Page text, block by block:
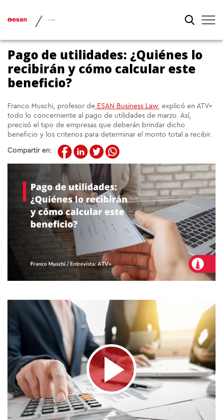
/
Pago de utilidades: ¿Quiénes lo
recibirán y cómo calcular este
beneficio?
Franco Muschi, profesor de ESAN Business Law, explicó en ATV+
todo lo concerniente al pago de utilidades de marzo. Así,
precisó el tipo de empresas que deberán brindar dicho
beneficio y los criterios para determinar el monto total a recibir.
Compartir en: